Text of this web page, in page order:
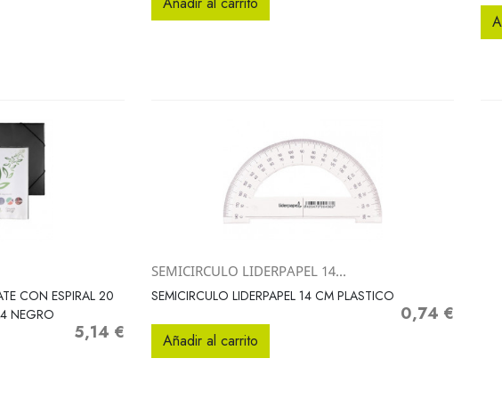
CON ESPIRAL 20
NEGRO
Precio
5,14 €
 Vista rápida
SEMICIRCULO LIDERPAPEL 14...
SEMICIRCULO LIDERPAPEL 14 CM PLASTICO
Precio
0,74 €
Añadir al carrito